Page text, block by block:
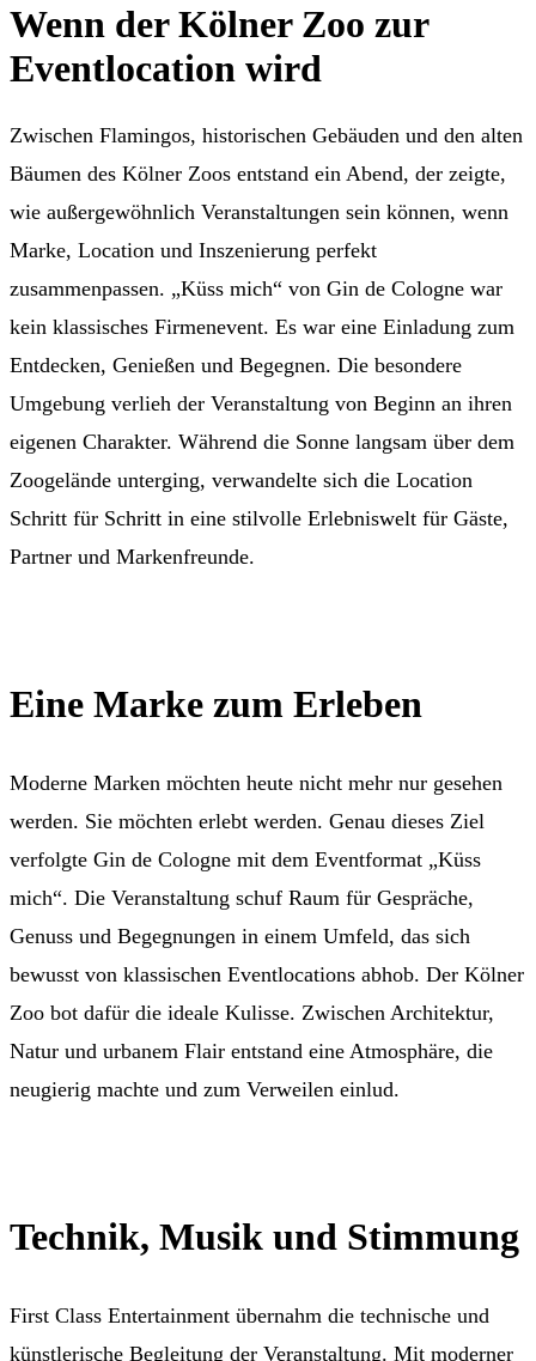
Wenn der Kölner Zoo zur
Eventlocation wird
Zwischen Flamingos, historischen Gebäuden und den alten
Bäumen des Kölner Zoos entstand ein Abend, der zeigte,
wie außergewöhnlich Veranstaltungen sein können, wenn
Marke, Location und Inszenierung perfekt
zusammenpassen. „Küss mich“ von Gin de Cologne war
kein klassisches Firmenevent. Es war eine Einladung zum
Entdecken, Genießen und Begegnen. Die besondere
Umgebung verlieh der Veranstaltung von Beginn an ihren
eigenen Charakter. Während die Sonne langsam über dem
Zoogelände unterging, verwandelte sich die Location
Schritt für Schritt in eine stilvolle Erlebniswelt für Gäste,
Partner und Markenfreunde.
Eine Marke zum Erleben
Moderne Marken möchten heute nicht mehr nur gesehen
werden. Sie möchten erlebt werden. Genau dieses Ziel
verfolgte Gin de Cologne mit dem Eventformat „Küss
mich“. Die Veranstaltung schuf Raum für Gespräche,
Genuss und Begegnungen in einem Umfeld, das sich
bewusst von klassischen Eventlocations abhob. Der Kölner
Zoo bot dafür die ideale Kulisse. Zwischen Architektur,
Natur und urbanem Flair entstand eine Atmosphäre, die
neugierig machte und zum Verweilen einlud.
Technik, Musik und Stimmung
First Class Entertainment übernahm die technische und
künstlerische Begleitung der Veranstaltung. Mit moderner